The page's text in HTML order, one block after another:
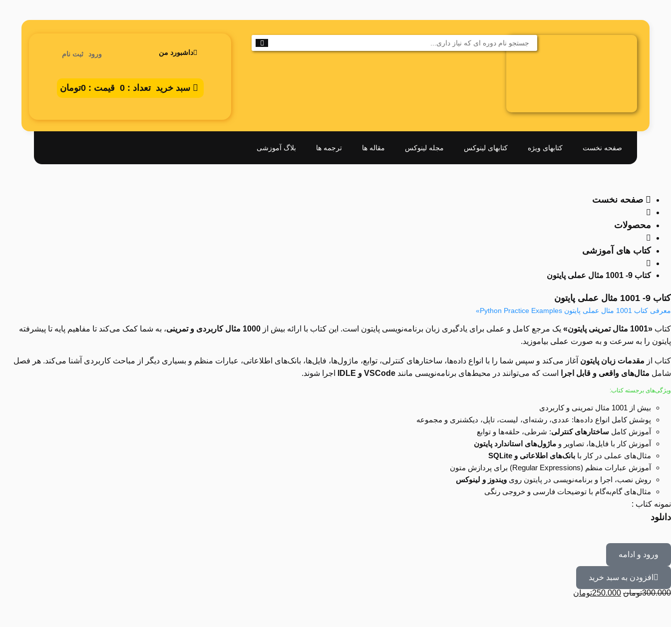
داشبورد من ورود ثبت نام
سبد خریدتعداد :0 قیمت :0تومان
صفحه نخست کتابهای ویژه کتابهای لینوکس مجله لینوکس مقاله ها ترجمه ها بلاگ آموزشی
صفحه نخست
محصولات
کتاب های آموزشی
کتاب 9- 1001 مثال عملی پایتون
کتاب 9- 1001 مثال عملی پایتون
معرفی کتاب 1001 مثال عملی پایتون Python Practice Examples»
کتاب «1001 مثال تمرینی پایتون» یک مرجع کامل و عملی برای یادگیری زبان برنامه‌نویسی پایتون است. این کتاب با ارائه بیش از 1000 مثال کاربردی و تمرینی
، به شما کمک می‌کند تا مفاهیم پایه تا پیشرفته
پایتون را به سرعت و به صورت عملی بیاموزید.
کتاب از مقدمات زبان پایتون آغاز می‌کند و سپس شما را با انواع داده‌ها، ساختارهای کنترلی، توابع، ماژول‌ها، فایل‌ها، بانک‌های اطلاعاتی، عبارات منظم و بسیاری دیگر از مباحث کاربردی آشنا می‌کند. هر فصل
شامل مثال‌های واقعی و قابل اجرا است که می‌توانند در محیط‌های برنامه‌نویسی مانند VSCode و IDLE اجرا شوند.
ویژگی‌های برجسته کتاب:
بیش از 1001 مثال تمرینی و کاربردی
پوشش کامل انواع داده‌ها: عددی، رشته‌ای، لیست، تاپل، دیکشنری و مجموعه
آموزش کامل ساختارهای کنترلی: شرطی، حلقه‌ها و توابع
آموزش کار با فایل‌ها، تصاویر و ماژول‌های استاندارد پایتون
مثال‌های عملی در کار با بانک‌های اطلاعاتی و SQLite
آموزش عبارات منظم (Regular Expressions) برای پردازش متون
روش نصب، اجرا و برنامه‌نویسی در پایتون روی ویندوز و لینوکس
مثال‌های گام‌به‌گام با توضیحات فارسی و خروجی رنگی
نمونه کتاب :
دانلود
ورود و ادامه
افزودن به سبد خرید
300.000تومان 250.000تومان